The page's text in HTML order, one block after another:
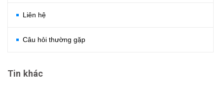
Liên hệ
Câu hỏi thường gặp
Tin khác